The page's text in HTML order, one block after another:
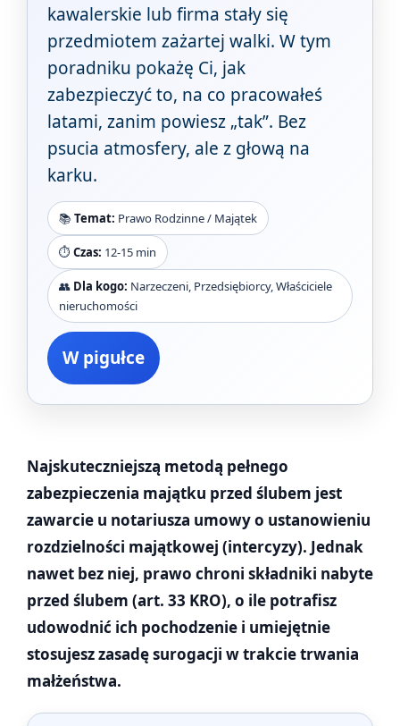
kawalerskie lub firma stały się
przedmiotem zażartej walki. W tym
poradniku pokażę Ci, jak
zabezpieczyć to, na co pracowałeś
latami, zanim powiesz „tak”. Bez
psucia atmosfery, ale z głową na
karku.
📚Temat: Prawo Rodzinne / Majątek
⏱️ Czas: 12-15 min
👥 Dla kogo: Narzeczeni, Przedsiębiorcy, Właściciele
nieruchomości
W pigułce
Najskuteczniejszą metodą pełnego
zabezpieczenia majątku przed ślubem jest
zawarcie u notariusza umowy o ustanowieniu
rozdzielności majątkowej (intercyzy). Jednak
nawet bez niej, prawo chroni składniki nabyte
przed ślubem (art. 33 KRO), o ile potrafisz
udowodnić ich pochodzenie i umiejętnie
stosujesz zasadę surogacji w trakcie trwania
małżeństwa.